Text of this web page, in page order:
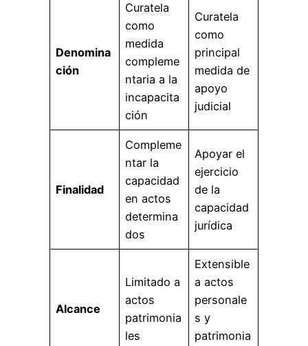
Denomina
ción
Curatela
como
medida
compleme
ntaria a la
incapacita
ción
Curatela
como
principal
medida de
apoyo
judicial
Finalidad
Compleme
ntar la
capacidad
en actos
determina
dos
Apoyar el
ejercicio
de la
capacidad
jurídica
Alcance
Limitado a
actos
patrimonia
les
Extensible
a actos
personale
s y
patrimonia